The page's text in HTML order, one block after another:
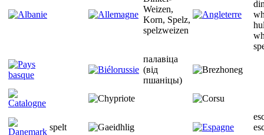
Weizen,
Korn, Spelz,
spelzweizen
палавіца
(від
пшаніцы)
spelt